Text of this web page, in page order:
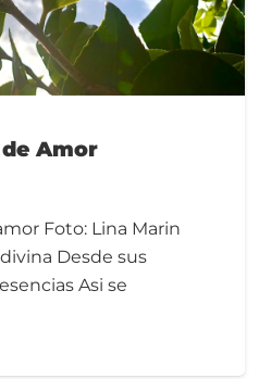
Amor
Foto: Lina Marin
Desde sus
Asi se